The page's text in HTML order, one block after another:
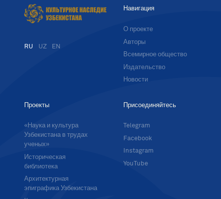
RU UZ EN
Навигация
О проекте
Авторы
Всемирное общество
Издательство
Новости
Проекты
«Наука и культура
Узбекистана в трудах
ученых»
Историческая
библиотека
Архитектурная
эпиграфика Узбекистана
Присоединяйтесь
Telegram
Facebook
Instagram
YouTube